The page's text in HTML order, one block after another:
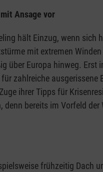
Ansage vor
hält Einzug, wenn sich
mit extremen
über Europa hinweg. Erst
zahlreiche ausgerissene
ihrer Tipps für
denn bereits im Vorfeld
frühzeitig Dach